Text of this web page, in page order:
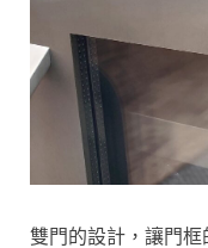
雙門的設計，讓門